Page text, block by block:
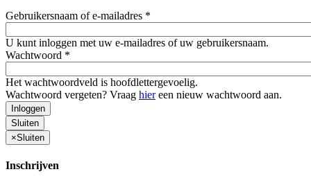
Gebruikersnaam of e-mailadres *
U kunt inloggen met uw e-mailadres of uw gebruikersnaam.
Wachtwoord *
Het wachtwoordveld is hoofdlettergevoelig.
Wachtwoord vergeten? Vraag hiereen nieuw wachtwoord aan.
Inloggen
Sluiten
×Sluiten
Inschrijven